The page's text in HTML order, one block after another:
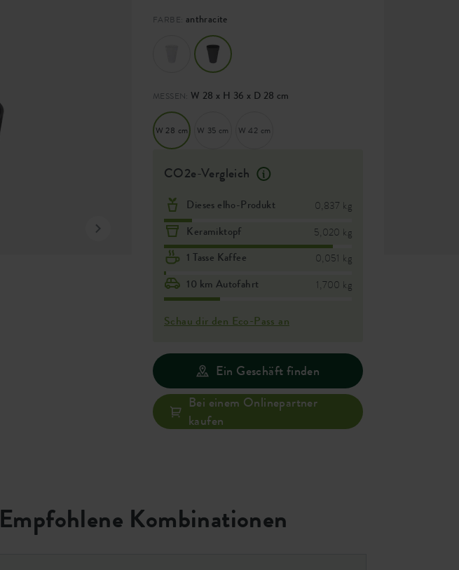
FARBE: anthracite
MESSEN: W 28 x H 36 x D 28 cm
W 28 cm W 35 cm W 42 cm
CO2e-Vergleich
Dieses elho-Produkt 0,837 kg
Keramiktopf 5,020 kg
1 Tasse Kaffee 0,051 kg
10 km Autofahrt 1,700 kg
Schau dir den Eco-Pass an
Ein Geschäft finden
Bei einem Onlinepartner
kaufen
Empfohlene Kombinationen